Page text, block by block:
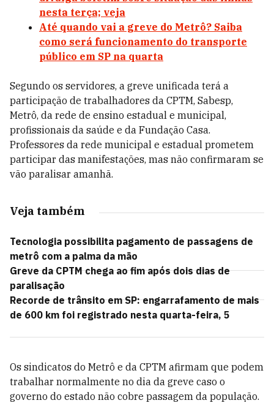
nesta terça; veja
Até quando vai a greve do Metrô? Saiba
como será funcionamento do transporte
público em SP na quarta
Segundo os servidores, a greve unificada terá a
participação de trabalhadores da CPTM, Sabesp,
Metrô, da rede de ensino estadual e municipal,
profissionais da saúde e da Fundação Casa.
Professores da rede municipal e estadual prometem
participar das manifestações, mas não confirmaram se
vão paralisar amanhã.
Veja também
Tecnologia possibilita pagamento de passagens de
metrô com a palma da mão
Greve da CPTM chega ao fim após dois dias de
paralisação
Recorde de trânsito em SP: engarrafamento de mais
de 600 km foi registrado nesta quarta-feira, 5
Os sindicatos do Metrô e da CPTM afirmam que podem
trabalhar normalmente no dia da greve caso o
governo do estado não cobre passagem da população.